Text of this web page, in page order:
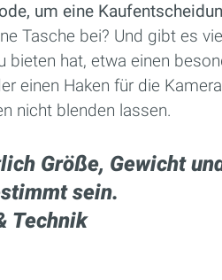
um eine
Tasche bei? Und gibt es
bieten hat, etwa einen
einen Haken für die
nicht blenden lassen.
Größe, Gewicht
sein.
Technik